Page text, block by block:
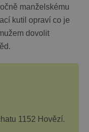
manželskému
kutil opraví co je
dovolit
1152 Hovězí.